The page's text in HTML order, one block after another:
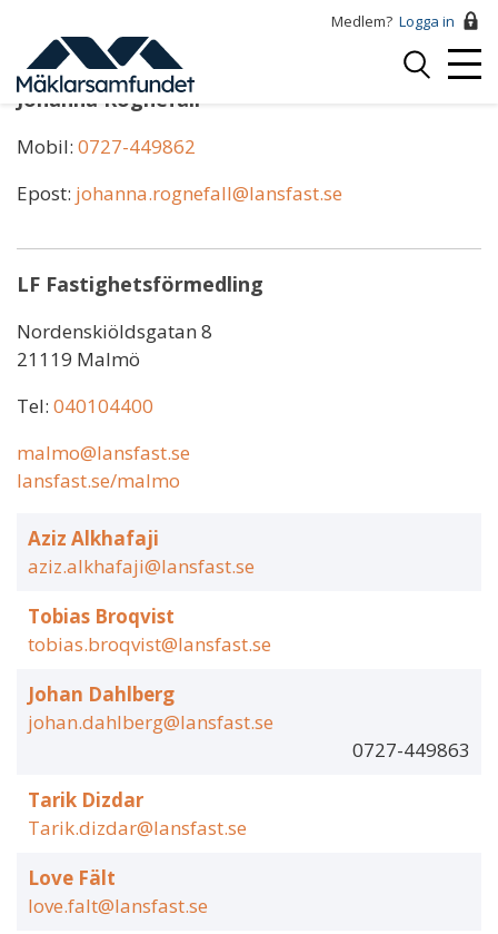
huvudinnehåll
Medlem? Logga in
Logga
Johanna Rognefall
Mobil: 0727-449862
Epost: johanna.rognefall@lansfast.se
LF Fastighetsförmedling
Nordenskiöldsgatan 8
21119 Malmö
Tel: 040104400
malmo@lansfast.se
lansfast.se/malmo
Aziz Alkhafaji
aziz.alkhafaji@lansfast.se
Tobias Broqvist
tobias.broqvist@lansfast.se
Johan Dahlberg
johan.dahlberg@lansfast.se
0727-449863
Tarik Dizdar
Tarik.dizdar@lansfast.se
Love Fält
love.falt@lansfast.se